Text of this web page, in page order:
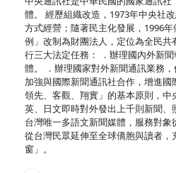
體。 經歷組織改造，1973年中央社
方式經營；隨著民主化發展，1996
例」改制為財團法人，定位為全民
行三大法定任務： ．辦理國內外新
體。 ．辦理國家對外新聞通訊業務
加強與國際新聞通訊社合作，增進國
領先、客觀、翔實」的基本原則，中
英、日文即時對外發出上千則新聞
台灣唯一多語文新聞媒體，服務對象
從台灣民眾延伸至全球僑胞與讀者，
窗」。